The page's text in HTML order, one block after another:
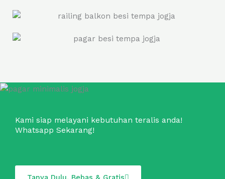
Kami siap melayani kebutuhan teralis anda!
Whatsapp Sekarang!